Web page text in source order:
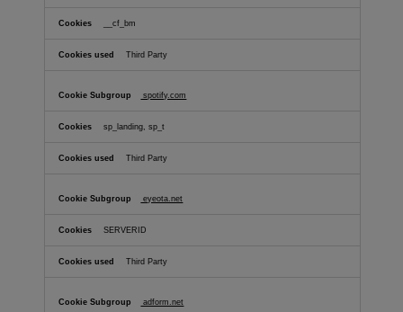
__cf_bm
Third Party
spotify.com
sp_landing, sp_t
Third Party
eyeota.net
SERVERID
Third Party
adform.net